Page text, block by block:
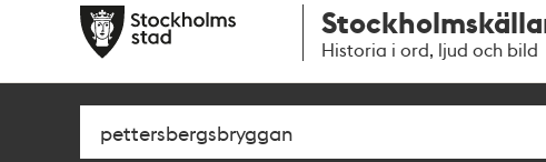
navigationen
huvudinnehållet
Historia i ord, ljud och bild
Sök